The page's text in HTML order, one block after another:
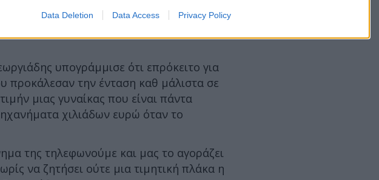
Data Deletion Data Access Privacy Policy
υπογράμμισε ότι επρόκειτο για
προκάλεσαν την ένταση καθ μάλιστα σε
μιας γυναίκας που είναι πάντα
χιλιάδων ευρώ όταν το
της τηλεφωνούμε και μας το αγοράζει
να ζητήσει ούτε μια τιμητική πλάκα η